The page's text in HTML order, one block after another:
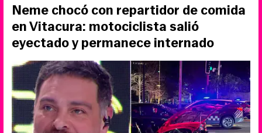
Neme chocó con repartidor de comida
en Vitacura: motociclista salió
eyectado y permanece internado